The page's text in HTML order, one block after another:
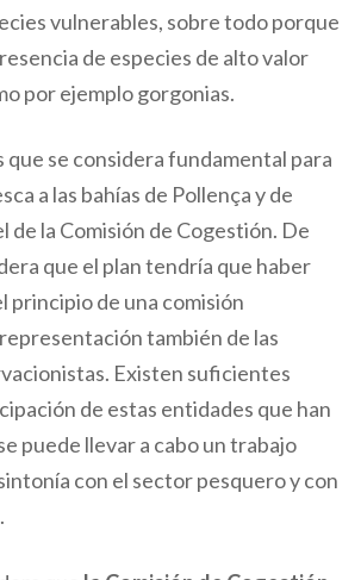
vulnerables, sobre todo porque
de especies de alto valor
por ejemplo gorgonias.
que se considera fundamental para
a las bahías de Pollença y de
de la Comisión de Cogestión. De
que el plan tendría que haber
principio de una comisión
también de las
Existen suficientes
de estas entidades que han
puede llevar a cabo un trabajo
con el sector pesquero y con